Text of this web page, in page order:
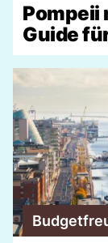
Pompeii
Guide